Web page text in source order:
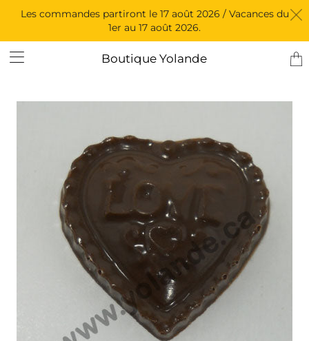
Les commandes partiront le 17 août 2026 / Vacances du
1er au 17 août 2026.
Boutique Yolande